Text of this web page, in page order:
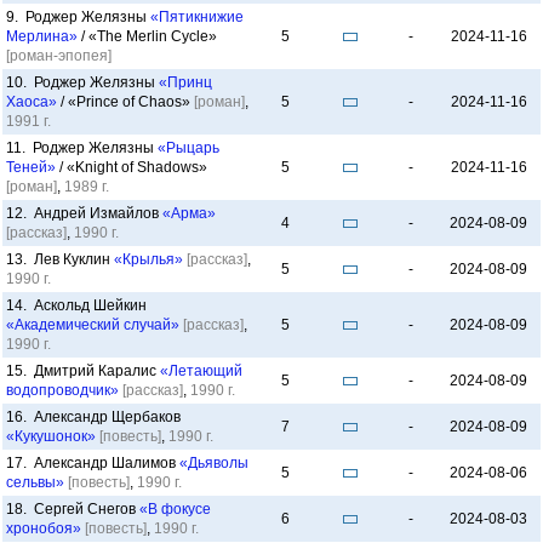
9. Роджер Желязны «Пятикнижие
Мерлина» / «The Merlin Cycle»
[роман-эпопея]
5 - 2024-11-16
10. Роджер Желязны «Принц
Хаоса» / «Prince of Chaos» [роман],
1991 г.
5 - 2024-11-16
11. Роджер Желязны «Рыцарь
Теней» / «Knight of Shadows»
[роман], 1989 г.
5 - 2024-11-16
12. Андрей Измайлов «Арма»
[рассказ], 1990 г.
4 - 2024-08-09
13. Лев Куклин «Крылья» [рассказ],
1990 г.
5 - 2024-08-09
14. Аскольд Шейкин
«Академический случай» [рассказ],
1990 г.
5 - 2024-08-09
15. Дмитрий Каралис «Летающий
водопроводчик» [рассказ], 1990 г.
5 - 2024-08-09
16. Александр Щербаков
«Кукушонок» [повесть], 1990 г.
7 - 2024-08-09
17. Александр Шалимов «Дьяволы
сельвы» [повесть], 1990 г.
5 - 2024-08-06
18. Сергей Снегов «В фокусе
хронобоя» [повесть], 1990 г.
6 - 2024-08-03